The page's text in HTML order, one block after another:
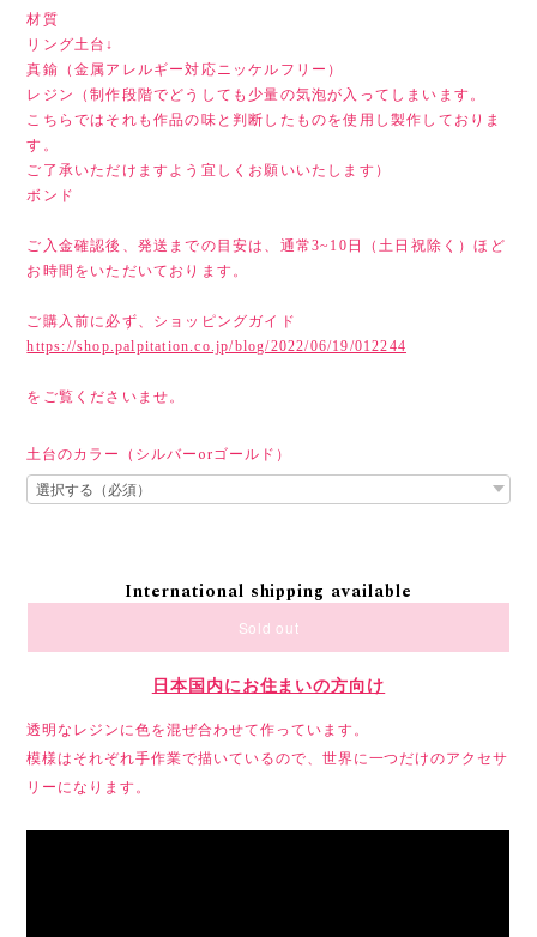
材質
リング土台↓
真鍮（金属アレルギー対応ニッケルフリー）
レジン（制作段階でどうしても少量の気泡が入ってしまいます。
こちらではそれも作品の味と判断したものを使用し製作しておりま
す。
ご了承いただけますよう宜しくお願いいたします）
ボンド
ご入金確認後、発送までの目安は、通常3~10日（土日祝除く）ほど
お時間をいただいております。
ご購入前に必ず、ショッピングガイド
https://shop.palpitation.co.jp/blog/2022/06/19/012244
をご覧くださいませ。
土台のカラー（シルバーorゴールド）
International shipping available
Sold out
日本国内にお住まいの方向け
透明なレジンに色を混ぜ合わせて作っています。
模様はそれぞれ手作業で描いているので、世界に一つだけのアクセサ
リーになります。